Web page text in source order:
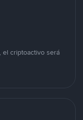
el criptoactivo será